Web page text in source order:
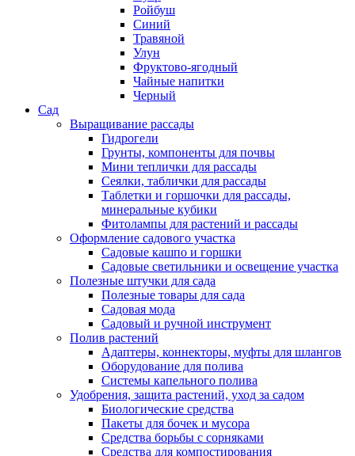
Ройбуш
Синий
Травяной
Улун
Фруктово-ягодный
Чайные напитки
Черный
Сад
Выращивание рассады
Гидрогели
Грунты, компоненты для почвы
Мини теплички для рассады
Сеялки, таблички для рассады
Таблетки и горшочки для рассады,
минеральные кубики
Фитолампы для растений и рассады
Оформление садового участка
Садовые кашпо и горшки
Садовые светильники и освещение участка
Полезные штучки для сада
Полезные товары для сада
Садовая мода
Садовый и ручной инструмент
Полив растений
Адаптеры, коннекторы, муфты для шлангов
Оборудование для полива
Системы капельного полива
Удобрения, защита растений, уход за садом
Биологические средства
Пакеты для бочек и мусора
Средства борьбы с сорняками
Средства для компостирования